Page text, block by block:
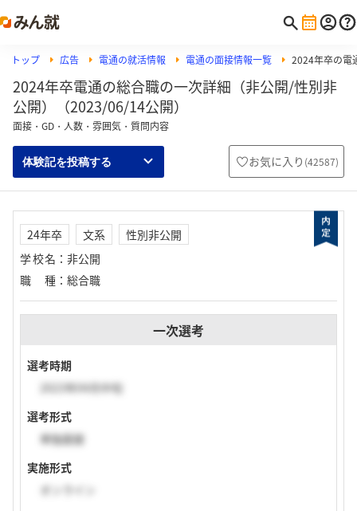
トップ 広告 電通の就活情報 電通の面接情報一覧 2024年卒の電
2024年卒電通の総合職の一次詳細（非公開/性別非
公開）（2023/06/14公開）
面接・GD・人数・雰囲気・質問内容
体験記を投稿する お気に入り (42587)
24年卒 文系
性別非公開
学校名 ： 非公開
職種 ： 総合職
一次選考
選考時期
2023年04月中旬
選考形式
単独面接
実施形式
オンライン